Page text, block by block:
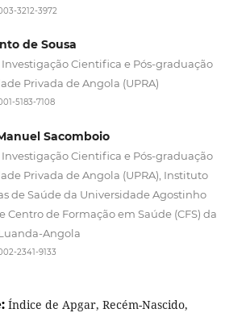
3212-3972
de Sousa
Cientifica e Pós-graduação
Privada de Angola (UPRA)
5183-7108
Sacomboio
Cientifica e Pós-graduação
Privada de Angola (UPRA), Instituto
de Saúde da Universidade Agostinho
Centro de Formação em Saúde (CFS) da
Angola
2341-9133
Índice de Apgar, Recém-Nascido,